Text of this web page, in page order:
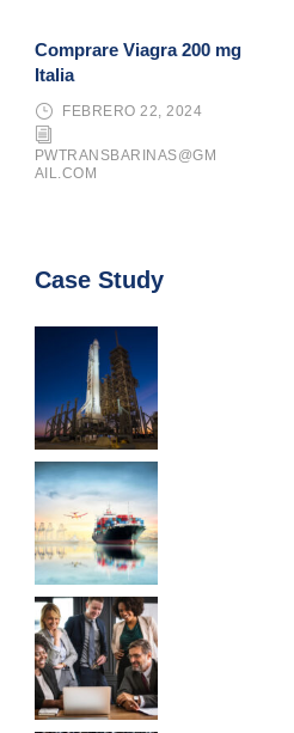
Comprare Viagra 200 mg
Italia
FEBRERO 22, 2024
PWTRANSBARINAS@GM
AIL.COM
Case Study